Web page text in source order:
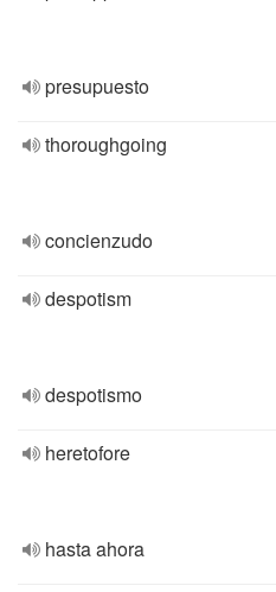
presupuesto
thoroughgoing
concienzudo
despotism
despotismo
heretofore
hasta ahora